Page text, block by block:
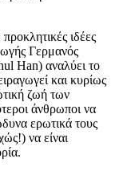
ιδέες
Γερμανός
Han) αναλύει το
και κυρίως
ζωή των
άνθρωποι να
ερωτικά τους
να είναι